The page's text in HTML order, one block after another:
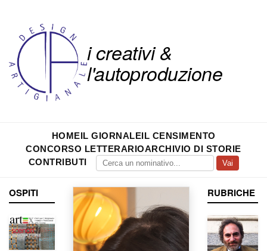
i creativi &
l'autoproduzione
HOMEIL GIORNALEIL CENSIMENTO
CONCORSO LETTERARIOARCHIVIO DI STORIE
CONTRIBUTI
Vai
OSPITI RUBRICHE